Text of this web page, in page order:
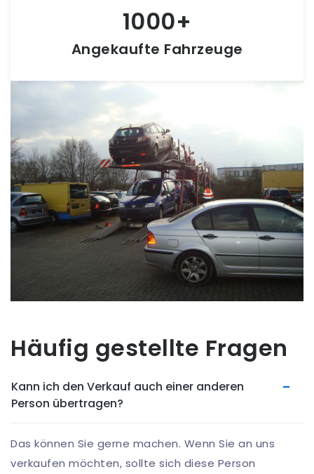
1000
Angekaufte Fahrzeuge
Häufig gestellte Fragen
Kann ich den Verkauf auch einer anderen
Person übertragen?
Das können Sie gerne machen. Wenn Sie an uns
verkaufen möchten, sollte sich diese Person